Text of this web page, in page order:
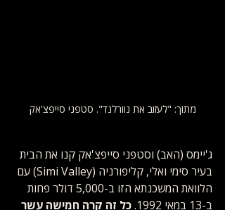
מתוך: "לעזוב את נוורלנד". סטפני סייפצ'אק
ג'יימס (האב) וסטפני סייפצ'אק קנו את הבית
בעיר סימי ואלי, קליפורניה (Simi Valley) עם
הלוואת המשכנתא הזו ב-5,000 דולר פחות
ב-13 במאי 1992.
כל זה קרה חמישה עשר